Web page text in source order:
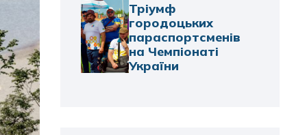
Тріумф
городоцьких
параспортсменів
на Чемпіонаті
України